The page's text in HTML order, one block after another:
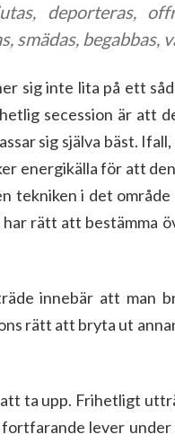
deporteras,
smädas, begabbas,
sig inte lita på ett
secession är att
sig själva bäst. Ifall,
energikälla för att
tekniken i det
rätt att bestämma
innebär att man
rätt att bryta ut
ta upp. Frihetligt
lever